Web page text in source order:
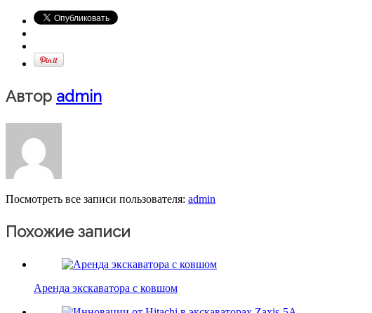
Автор admin
Посмотреть все записи пользователя: admin
Похожие записи
Аренда экскаватора с ковшом